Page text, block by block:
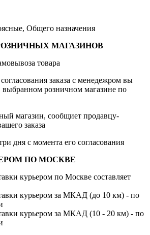
Общего назначения
МАГАЗИНОВ
товара
заказа с менедежром вы
выбранном розничном магазине по
магазин, сообщиет продавцу-
заказа
дня с момента его согласования
ПО МОСКВЕ
курьером по Москве составляет
курьером за МКАД (до 10 км) - по
курьером за МКАД (10 - 20 км) - по